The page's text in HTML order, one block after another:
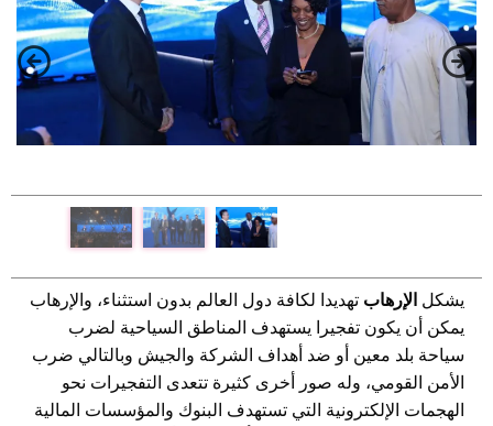
يشكل الإرهاب تهديدا لكافة دول العالم بدون استثناء، والإرهاب
يمكن أن يكون تفجيرا يستهدف المناطق السياحية لضرب
سياحة بلد معين أو ضد أهداف الشركة والجيش وبالتالي ضرب
الأمن القومي، وله صور أخرى كثيرة تتعدى التفجيرات نحو
الهجمات الإلكترونية التي تستهدف البنوك والمؤسسات المالية